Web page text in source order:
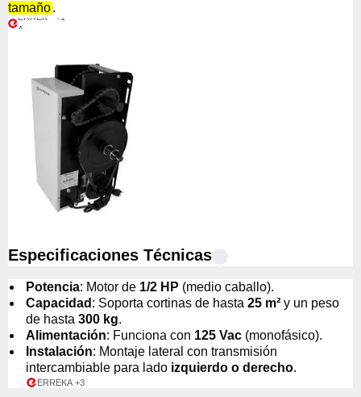
tamaño.
ERREK
A
+1
Especificaciones Técnicas
Potencia: Motor de 1/2 HP (medio caballo).
Capacidad : Soporta cortinas de hasta 25 m² y un peso
de hasta 300 kg.
Alimentación: Funciona con 125 Vac (monofásico).
Instalación: Montaje lateral con transmisión
intercambiable para lado izquierdo o derecho.
ERREKA+3